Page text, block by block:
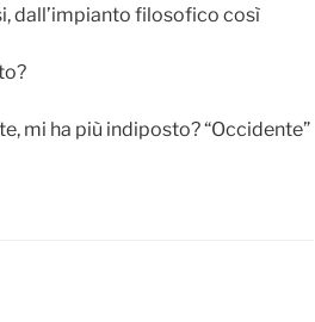
dall’impianto filosofico così
mi ha più indiposto? “Occidente”